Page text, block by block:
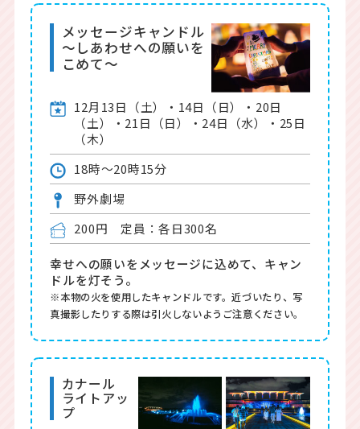
メッセージキャンドル
～しあわせへの願いを
こめて～
12月13日（土）・14日（日）・20日
（土）・21日（日）・24日（水）・25日
（木）
18時～20時15分
野外劇場
200円 定員：各日300名
幸せへの願いをメッセージに込めて、キャン
ドルを灯そう。
※本物の火を使用したキャンドルです。近づいたり、写
真撮影したりする際は引火しないようご注意ください。
カナール
ライトアッ
プ